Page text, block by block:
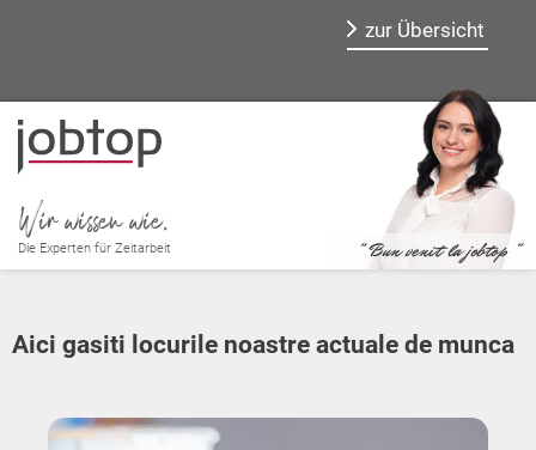
zur Übersicht
" Bun venit la jobtop "
Wir wissen wie.
Die Experten für Zeitarbeit
Aici gasiti locurile noastre actuale de munca